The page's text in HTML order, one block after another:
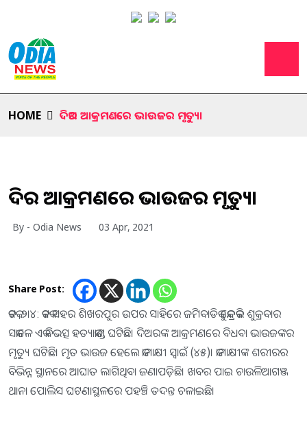
HOME ଦିଅର ଆକ୍ରମଣରେ ଭାଉଜର ମୃତ୍ୟୁ।
ଦିଅର ଆକ୍ରମଣରେ ଭାଉଜର ମୃତ୍ୟୁ।
By - Odia News 03 Apr, 2021
Share Post:
କଟକ ,୨।୪: କଟକ ସହର ଶିଖରପୁର ଉପର ସାହିରେ ଜମିବାଡିକୁ କେନ୍ଦ୍ରକରି ଶୁକ୍ରବାର
ସକାଳେ ଏକ ବିଭତ୍ସ ହତ୍ୟାକାଣ୍ଡ ଘଟିଛି। ଦିଅରଙ୍କ ଆକ୍ରମଣରେ ବିଧବା ଭାଉଜଙ୍କର
ମୃତ୍ୟୁ ଘଟିଛି। ମୃତ ଭାଉଜ ହେଲେ କାମାକ୍ଷୀ ସ୍ବାଇଁ (୪୫)। କାମାକ୍ଷୀଙ୍କ ଶରୀରର
ବିଭିନ୍ନ ସ୍ଥାନରେ ଆଘାତ ଲାଗିଥିବା ଜଣାପଡ଼ିଛି। ଖବର ପାଇ ଚାଉଳିଆଗଞ୍ଜ
ଥାନା ପୋଲିସ ଘଟଣାସ୍ଥଳରେ ପହଞ୍ଚି ତଦନ୍ତ ଚଳାଇଛି।